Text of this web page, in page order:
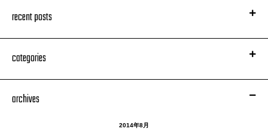
recent posts
categories
archives
2014年8月